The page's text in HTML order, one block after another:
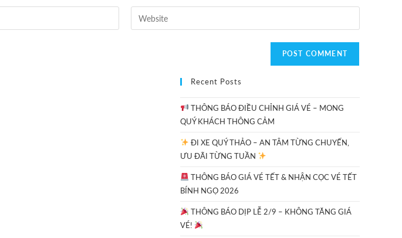
Recent Posts
THÔNG BÁO ĐIỀU CHỈNH GIÁ VÉ – MONG
QUÝ KHÁCH THÔNG CẢM
ĐI XE QUÝ THẢO – AN TÂM TỪNG CHUYẾN,
ƯU ĐÃI TỪNG TUẦN
THÔNG BÁO GIÁ VÉ TẾT & NHẬN CỌC VÉ TẾT
BÍNH NGỌ 2026
THÔNG BÁO DỊP LỄ 2/9 – KHÔNG TĂNG GIÁ
VÉ!